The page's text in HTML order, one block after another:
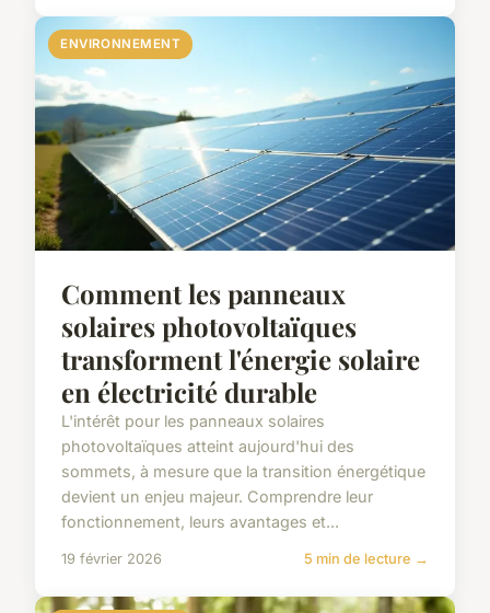
ENVIRONNEMENT
Comment les panneaux
solaires photovoltaïques
transforment l'énergie solaire
en électricité durable
L'intérêt pour les panneaux solaires
photovoltaïques atteint aujourd'hui des
sommets, à mesure que la transition énergétique
devient un enjeu majeur. Comprendre leur
fonctionnement, leurs avantages et...
19 février 2026 5 min de lecture →